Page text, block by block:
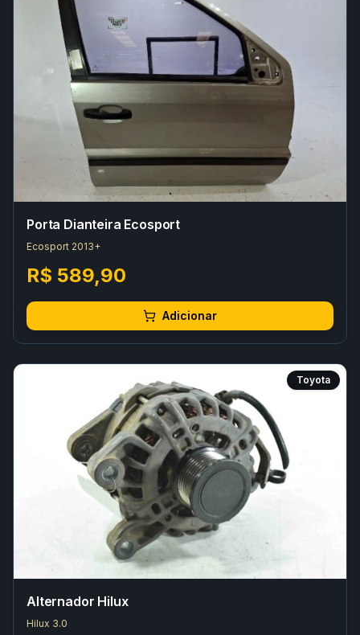
Porta Dianteira Ecosport
Ecosport 2013+
R$ 589,90
Adicionar
Toyota
Alternador Hilux
Hilux 3.0